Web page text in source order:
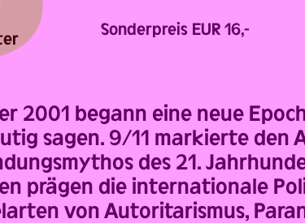
Sonderpreis EUR 16,-
2001 begann eine neue
sagen. 9/11 markierte den
des 21.
prägen die internationale
von Autoritarismus,